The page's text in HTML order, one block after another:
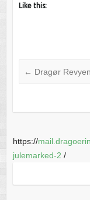
Like this:
← Dragør
https://
julemarked-2 /